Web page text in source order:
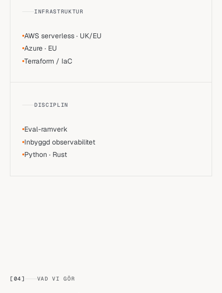
INFRASTRUKTUR
AWS serverless · UK/EU
Azure · EU
Terraform / IaC
DISCIPLIN
Eval-ramverk
Inbyggd observabilitet
Python · Rust
[ 04] VAD VI GÖR